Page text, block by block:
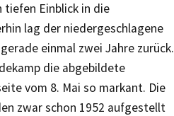
tiefen Einblick in die
lag der niedergeschlagene
einmal zwei Jahre zurück.
die abgebildete
vom 8. Mai so markant. Die
zwar schon 1952 aufgestellt